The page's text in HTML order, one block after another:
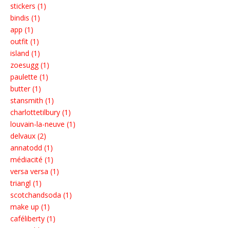
stickers (1)
bindis (1)
app (1)
outfit (1)
island (1)
zoesugg (1)
paulette (1)
butter (1)
stansmith (1)
charlottetilbury (1)
louvain-la-neuve (1)
delvaux (2)
annatodd (1)
médiacité (1)
versa versa (1)
triangl (1)
scotchandsoda (1)
make up (1)
caféliberty (1)